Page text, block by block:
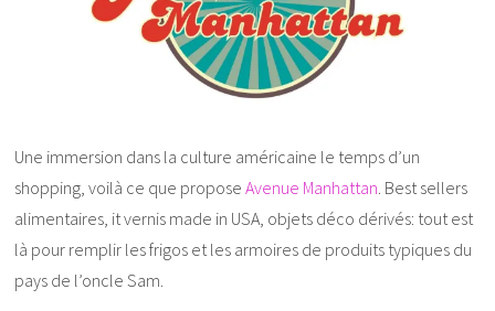
Une immersion dans la culture américaine le temps d’un
shopping, voilà ce que proposeAvenue Manhattan . Best sellers
alimentaires, it vernis made in USA, objets déco dérivés: tout est
là pour remplir les frigos et les armoires de produits typiques du
pays de l’oncle Sam.